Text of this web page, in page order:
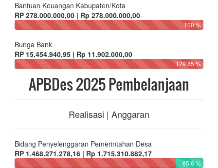
Bantuan Keuangan Kabupaten/Kota
RP 278.000.000,00 | Rp 278.000.000,00
100 %
Bunga Bank
RP 15.454.940,95 | Rp 11.902.000,00
129.85 %
APBDes 2025 Pembelanjaan
Realisasi | Anggaran
Bidang Penyelenggaran Pemerintahan Desa
RP 1.468.271.278,16 | Rp 1.715.310.882,17
85.6 %